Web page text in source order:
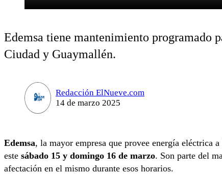
Edemsa tiene mantenimiento programado
Ciudad y Guaymallén.
Redacción ElNueve.com
14 de marzo 2025
Edemsa, la mayor empresa que provee energía eléctrica
este sábado 15 y domingo 16 de marzo. Son parte del
afectación en el mismo durante esos horarios.